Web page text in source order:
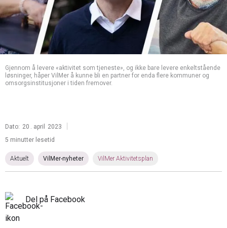
Gjennom å levere «aktivitet som tjeneste», og ikke bare levere enkeltstående
løsninger, håper VilMer å kunne bli en partner for enda flere kommuner og
omsorgsinstitusjoner i tiden fremover.
Dato: 20 april 2023
5 minutter lesetid
Aktuelt VilMer-nyheter VilMer Aktivitetsplan
Del på Facebook